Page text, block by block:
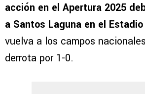
acción en el Apertura 2025
a Santos Laguna en el
vuelva a los campos
derrota por 1-0.